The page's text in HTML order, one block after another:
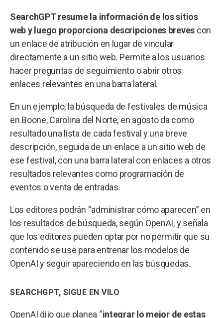
SearchGPT resume la información de los sitios
web y luego proporciona descripciones breves con
un enlace de atribución en lugar de vincular
directamente a un sitio web. Permite a los usuarios
hacer preguntas de seguimiento o abrir otros
enlaces relevantes en una barra lateral.
En un ejemplo, la búsqueda de festivales de música
en Boone, Carolina del Norte, en agosto da como
resultado una lista de cada festival y una breve
descripción, seguida de un enlace a un sitio web de
ese festival, con una barra lateral con enlaces a otros
resultados relevantes como programación de
eventos o venta de entradas.
Los editores podrán “administrar cómo aparecen” en
los resultados de búsqueda, según OpenAI, y señala
que los editores pueden optar por no permitir que su
contenido se use para entrenar los modelos de
OpenAI y seguir apareciendo en las búsquedas.
SEARCHGPT, SIGUE EN VILO
OpenAI dijo que planea “integrar lo mejor de estas